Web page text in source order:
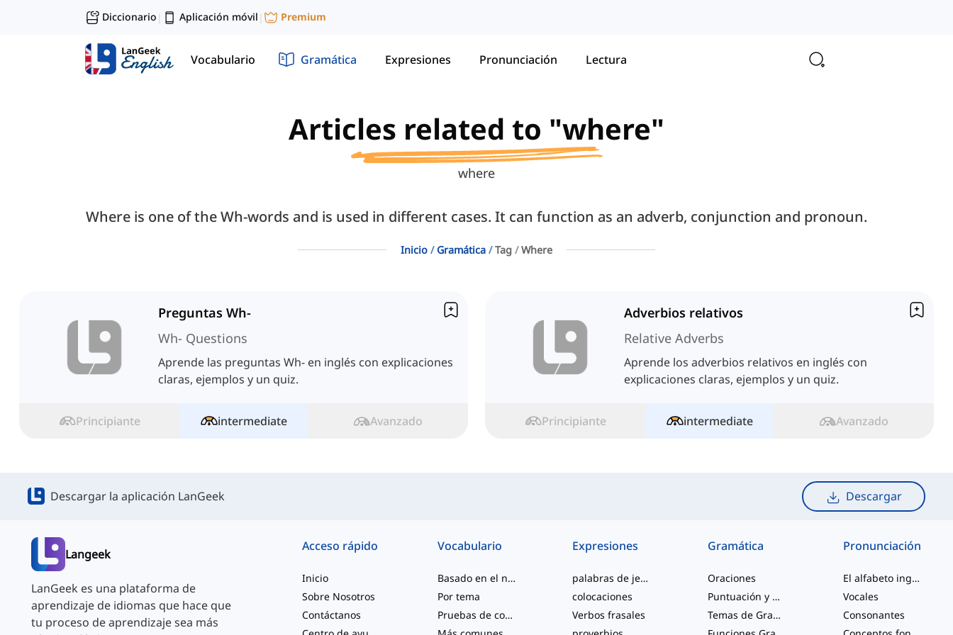
Diccionario | Aplicación móvil | Premium
Vocabulario Gramática Expresiones Pronunciación Lectura
Articles related to "where"
where
Where is one of the Wh-words and is used in different cases. It can function as an adverb, conjunction and pronoun.
Inicio Gramática Tag Where
Preguntas Wh-
Wh- Questions
Aprende las preguntas Wh- en inglés con explicaciones
claras, ejemplos y un quiz.
Principiante intermediate Avanzado
Adverbios relativos
Relative Adverbs
Aprende los adverbios relativos en inglés con
explicaciones claras, ejemplos y un quiz.
Principiante intermediate Avanzado
Descargar la aplicación LanGeek Descargar
Langeek
LanGeek es una plataforma de
aprendizaje de idiomas que hace que
tu proceso de aprendizaje sea más
Acceso rápido
Inicio
Sobre Nosotros
Contáctanos
Vocabulario
Basado en el nivel
Por tema
Pruebas de competencia
Expresiones
palabras de jerga
colocaciones
Verbos frasales
Gramática
Oraciones
Puntuación y Ortografía
Temas de Gramática Varios
Pronunciación
El alfabeto inglés
Vocales
Consonantes